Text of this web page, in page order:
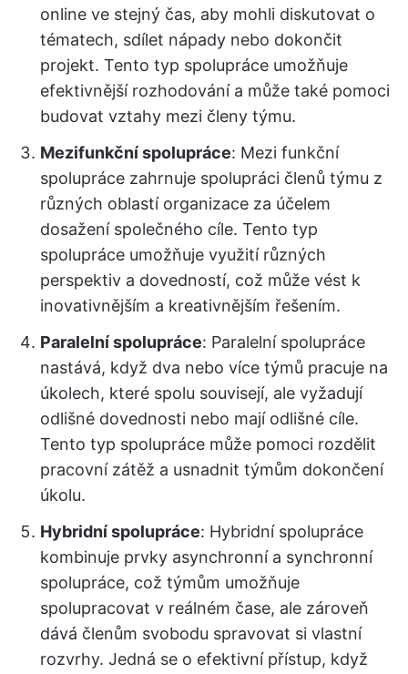
online ve stejný čas, aby mohli diskutovat o
tématech, sdílet nápady nebo dokončit
projekt. Tento typ spolupráce umožňuje
efektivnější rozhodování a může také pomoci
budovat vztahy mezi členy týmu.
Mezifunkční spolupráce: Mezi funkční
spolupráce zahrnuje spolupráci členů týmu z
různých oblastí organizace za účelem
dosažení společného cíle. Tento typ
spolupráce umožňuje využití různých
perspektiv a dovedností, což může vést k
inovativnějším a kreativnějším řešením.
Paralelní spolupráce: Paralelní spolupráce
nastává, když dva nebo více týmů pracuje na
úkolech, které spolu souvisejí, ale vyžadují
odlišné dovednosti nebo mají odlišné cíle.
Tento typ spolupráce může pomoci rozdělit
pracovní zátěž a usnadnit týmům dokončení
úkolu.
Hybridní spolupráce: Hybridní spolupráce
kombinuje prvky asynchronní a synchronní
spolupráce, což týmům umožňuje
spolupracovat v reálném čase, ale zároveň
dává členům svobodu spravovat si vlastní
rozvrhy. Jedná se o efektivní přístup, když